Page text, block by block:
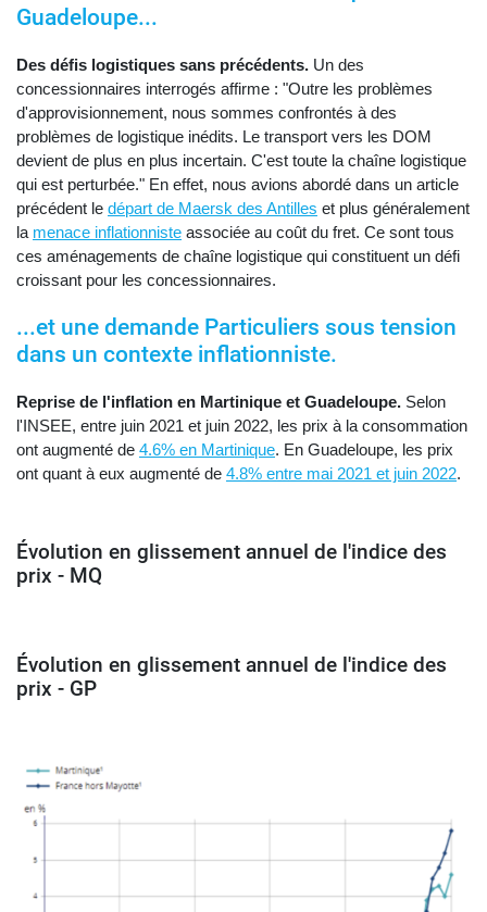
Guadeloupe...
Des défis logistiques sans précédents. Un des
concessionnaires interrogés affirme : "Outre les problèmes
d'approvisionnement, nous sommes confrontés à des
problèmes de logistique inédits. Le transport vers les DOM
devient de plus en plus incertain. C'est toute la chaîne logistique
qui est perturbée." En effet, nous avions abordé dans un article
précédent le départ de Maersk des Antilles et plus généralement
la menace inflationniste associée au coût du fret. Ce sont tous
ces aménagements de chaîne logistique qui constituent un défi
croissant pour les concessionnaires.
...et une demande Particuliers sous tension
dans un contexte inflationniste.
Reprise de l'inflation en Martinique et Guadeloupe. Selon
l'INSEE, entre juin 2021 et juin 2022, les prix à la consommation
ont augmenté de 4.6% en Martinique. En Guadeloupe, les prix
ont quant à eux augmenté de 4.8% entre mai 2021 et juin 2022.
Évolution en glissement annuel de l'indice des
prix - MQ
Évolution en glissement annuel de l'indice des
prix - GP